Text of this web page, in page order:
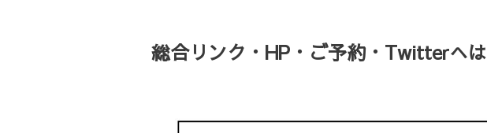
総合リンク・HP・ご予約・Twitterへ